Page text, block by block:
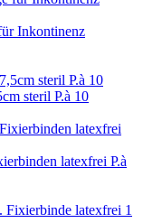
Inkontinenz
steril P.à 10
latexfrei P.à